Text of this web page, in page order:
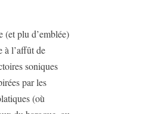
(et plu d’emblée)
à l’affût de
soniques
par les
(où